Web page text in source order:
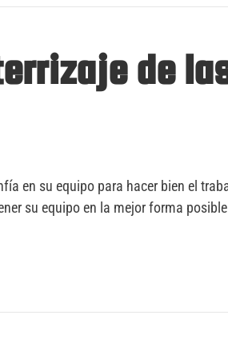
de
en su equipo para hacer bien el
su equipo en la mejor forma